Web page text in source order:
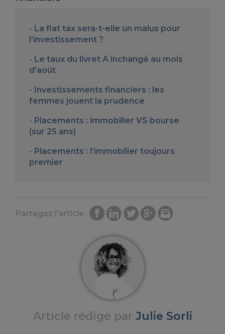
La flat tax sera-t-elle un malus pour
l’investissement ?
Le taux du livret A inchangé au mois
d’août
Investissements financiers : les
femmes jouent la prudence
Placements : immobilier VS bourse
(sur 25 ans)
Placements : l’immobilier toujours
premier
Partagez l'article :
Article rédigé par Julie Sorli